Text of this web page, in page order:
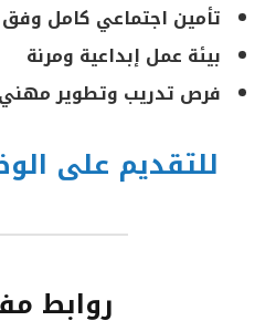
تأمين اجتماعي كامل
بيئة عمل إبداعية ومرنة
فرص تدريب وتطوير
للتقديم على
روابط